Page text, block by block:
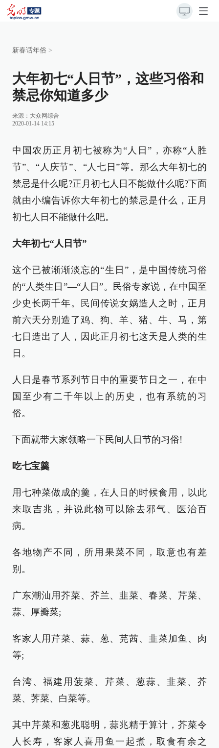
新春话年俗 >
大年初七“人日节”，这些习俗和
禁忌你知道多少
来源： 大众网综合
2020-01-14 14:15
中国农历正月初七被称为“人日”，亦称“人胜
节”、“人庆节”、“人七日”等。那么大年初七的
禁忌是什么呢?正月初七人日不能做什么呢?下面
就由小编告诉你大年初七的禁忌是什么，正月
初七人日不能做什么吧。
大年初七“人日节”
这个已被渐渐淡忘的“生日”，是中国传统习俗
的“人类生日”—“人日”。民俗专家说，在中国至
少史长两千年。民间传说女娲造人之时，正月
前六天分别造了鸡、狗、羊、猪、牛、马，第
七日造出了人，因此正月初七这天是人类的生
日。
人日是春节系列节日中的重要节日之一，在中
国至少有二千年以上的历史，也有系统的习
俗。
下面就带大家领略一下民间人日节的习俗!
吃七宝羹
用七种菜做成的羹，在人日的时候食用，以此
来取吉兆，并说此物可以除去邪气、医治百
病。
各地物产不同，所用果菜不同，取意也有差
别。
广东潮汕用芥菜、芥兰、韭菜、春菜、芹菜、
蒜、厚瓣菜;
客家人用芹菜、蒜、葱、芫茜、韭菜加鱼、肉
等;
台湾、福建用菠菜、芹菜、葱蒜、韭菜、芥
菜、荠菜、白菜等。
其中芹菜和葱兆聪明，蒜兆精于算计，芥菜令
人长寿，客家人喜用鱼一起煮，取食有余之